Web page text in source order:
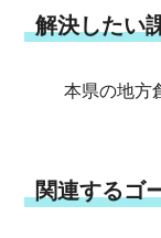
解決したい
本県の地方
関連するゴ